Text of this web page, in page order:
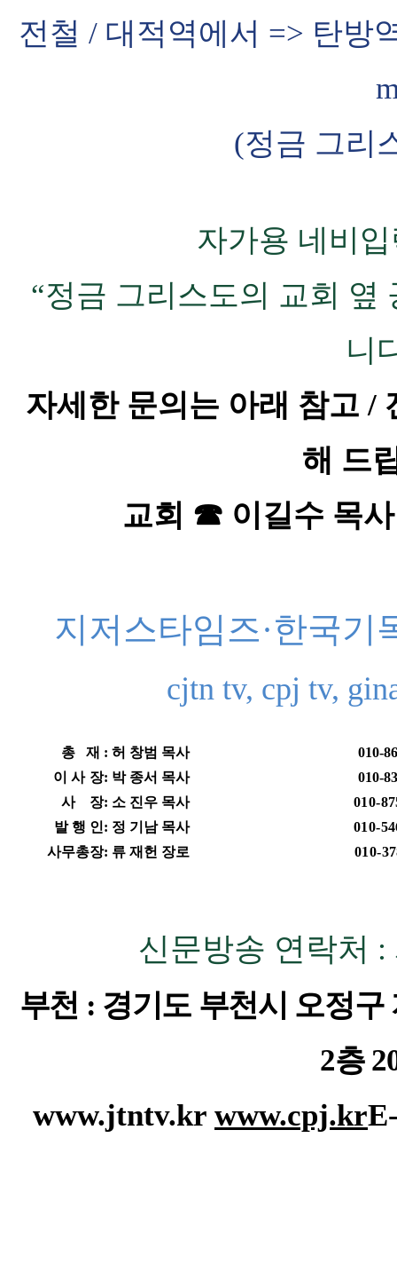
전철 / 대적역에서 => 탄방
(정금 그리
자가용 네비
“정금 그리스도의 교회 옆
니
자세한 문의는 아래 참고/
해 드
교회 ☎ 이길수 목
지저스타임즈·한국기
cjtn tv, cpj tv,
총 재 :허 창범 목사
010-
이 사 장: 박 종서 목사
010-
사 장: 소 진우 목사
010-
발 행 인: 정 기남 목사
010-
사무총장: 류 재헌 장로 010-
신문방송 연락처 :
부천 : 경기도 부천시 오정구
2층
www.jtntv.kr www.cpj.kr